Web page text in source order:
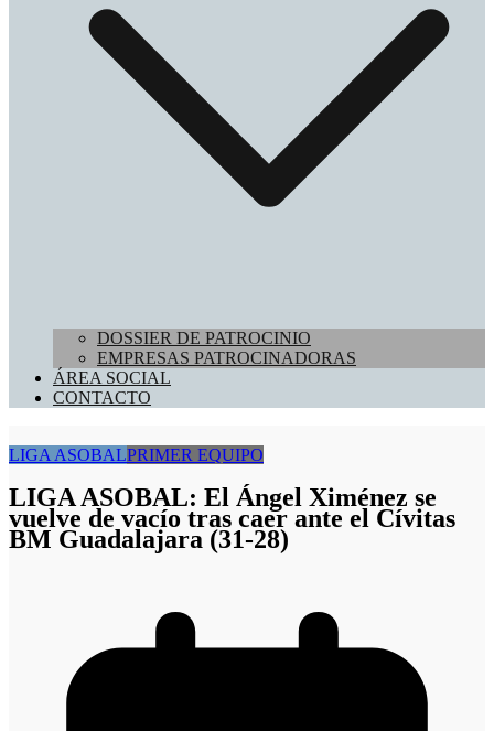
DOSSIER DE PATROCINIO
EMPRESAS PATROCINADORAS
ÁREA SOCIAL
CONTACTO
LIGA ASOBALPRIMER EQUIPO
LIGA ASOBAL: El Ángel Ximénez se
vuelve de vacío tras caer ante el Cívitas
BM Guadalajara (31-28)